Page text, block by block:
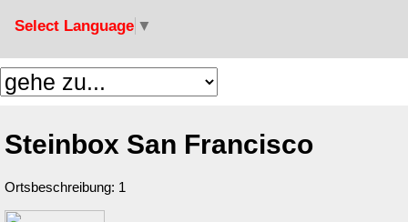
Select Language ▼
Steinbox San Francisco
Ortsbeschreibung: 1